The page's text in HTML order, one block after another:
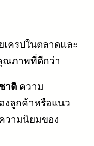
ครปในตลาดและ
ณภาพที่ดีกว่า
าติ ความ
งลูกค้าหรือแนว
วามนิยมของ